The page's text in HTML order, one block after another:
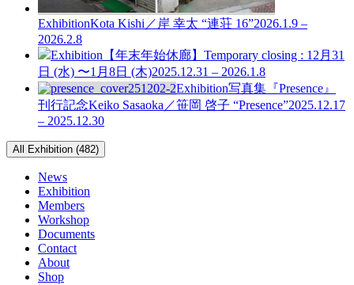
ExhibitionKota Kishi／岸 幸太 “連荘 16”2026.1.9 –
2026.2.8
Exhibition 【年末年始休廊】Temporary closing : 12月31
日 (水) 〜1月8日 (木)2025.12.31 – 2026.1.8
Exhibition写真集『Presence』
刊行記念Keiko Sasaoka／笹岡 啓子 “Presence”2025.12.17
– 2025.12.30
All Exhibition (482)
News
Exhibition
Members
Workshop
Documents
Contact
About
Shop